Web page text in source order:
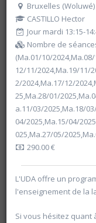
Recherche spécifique
Recherche par critères
Bruxelles (Woluwé)
CASTILLO Hector
Jour mardi 13:15-
Nombre de
(Ma.01/10/
12/11/2024,Ma.19/11/
2/2024,Ma.17/12/
25,Ma.28/01/
a.11/03/2025,Ma.18/
04/2025,Ma.15/04/
025,Ma.27/05/
290.00 €
L'UDA offre un
l'enseignement de la
Si vous hésitez quant